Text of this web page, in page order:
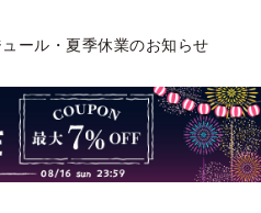
ール・夏季休業のお知らせ